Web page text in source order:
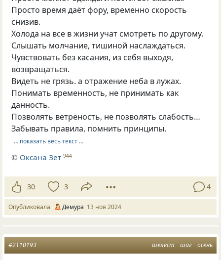
Просто время даёт фору, временно скорость
снизив.
Холода на все в жизни учат смотреть по другому.
Слышать молчание, тишиной наслаждаться.
Чувствовать без касания, из себя выходя,
возвращаться.
Видеть не грязь. а отражение неба в лужах.
Понимать временность, не принимать как
данность.
Позволять ветреность, не позволять слабость…
Забывать правила, помнить принципы.
… показать весь текст …
© Оксана Зет 944
30 3 4
Опубликовала Демура 13 ноя 2024
шелест шаг осень
#2110193